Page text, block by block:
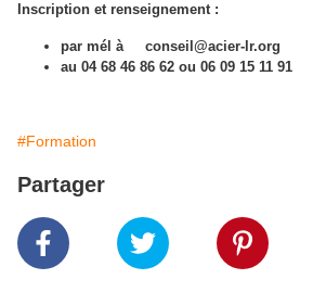
Inscription et renseignement :
par mél à conseil@acier-lr.org
au 04 68 46 86 62 ou 06 09 15 11 91
#Formation
Partager